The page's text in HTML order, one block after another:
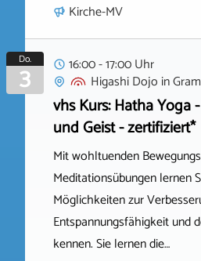
Kirche-MV
Do.
3
16:00 - 17:00 Uhr
Higashi Dojo in
vhs Kurs: Hatha Yoga
und Geist - zertifiziert*
Mit wohltuenden
Meditationsübungen lernen
Möglichkeiten zur
Entspannungsfähigkeit und
kennen. Sie lernen die…